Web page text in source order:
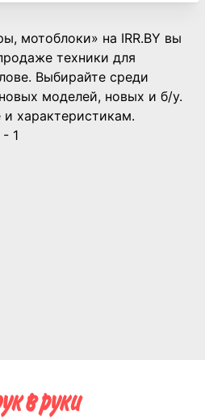
мотоблоки» на IRR.BY вы
техники для
Выбирайте среди
моделей, новых и б/у.
характеристикам.
1